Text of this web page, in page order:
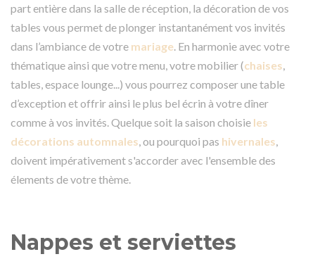
part entière dans la salle de réception, la décoration de vos
tables vous permet de plonger instantanément vos invités
dans l’ambiance de votre mariage. En harmonie avec votre
thématique ainsi que votre menu, votre mobilier (chaises,
tables, espace lounge...) vous pourrez composer une table
d’exception et offrir ainsi le plus bel écrin à votre dîner
comme à vos invités. Quelque soit la saison choisie les
décorations automnales, ou pourquoi pas hivernales,
doivent impérativement s'accorder avec l'ensemble des
élements de votre thème.
Nappes et serviettes